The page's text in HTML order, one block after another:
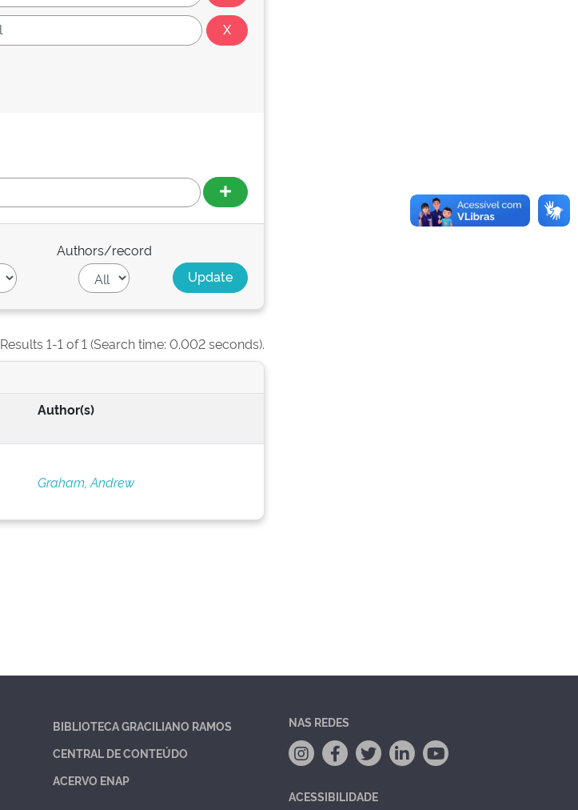
Authors/record
Results 1-1 of 1 (Search time: 0.002 seconds).
Author(s)
Graham, Andrew
BIBLIOTECA GRACILIANO RAMOS
CENTRAL DE CONTEÚDO
ACERVO ENAP
NAS REDES
ACESSIBILIDADE